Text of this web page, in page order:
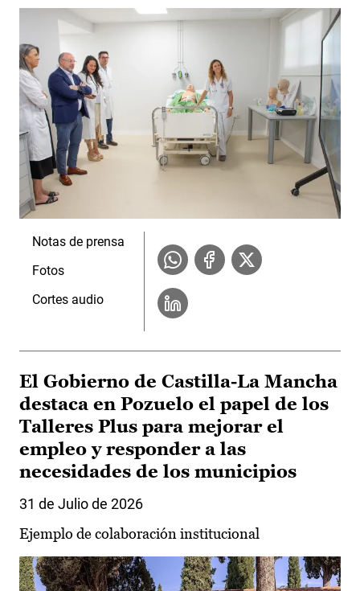
Notas de prensa
Fotos
Cortes audio
El Gobierno de Castilla-La Mancha
destaca en Pozuelo el papel de los
Talleres Plus para mejorar el
empleo y responder a las
necesidades de los municipios
31 de Julio de 2026
Ejemplo de colaboración institucional